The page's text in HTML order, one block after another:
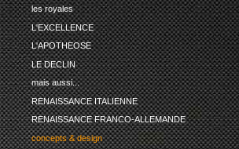
les royales
L'EXCELLENCE
L'APOTHEOSE
LE DECLIN
mais aussi...
RENAISSANCE ITALIENNE
RENAISSANCE FRANCO-ALLEMANDE
concepts & design